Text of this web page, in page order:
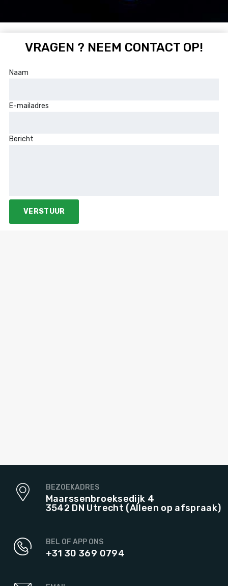
VRAGEN ? NEEM CONTACT OP!
Naam
E-mailadres
Bericht
BEZOEKADRES
Maarssenbroeksedijk 4
3542 DN Utrecht (Alleen op afspraak)
BEL OF APP ONS
+31 30 369 0794